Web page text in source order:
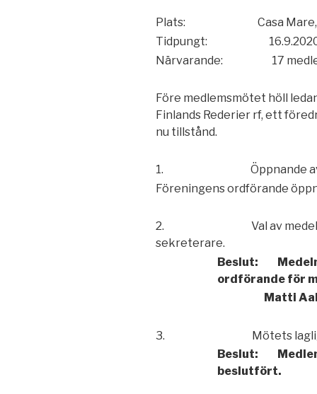
Plats:
Casa
Tidpungt:
Närvarande:
17
Före medlemsmötet höll
Finlands Rederier rf, ett
nu tillstånd.
1.
Öppnande
Föreningens ordförande
2.
Val av
sekreterare.
Beslut:
ordförande för
Matti
3.
Mötets
Beslut:
beslutfört.